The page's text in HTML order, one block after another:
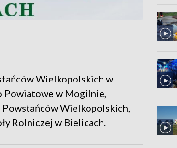
Wielkopolskich w
Powiatowe w Mogilnie,
Powstańców Wielkopolskich,
Rolniczej w Bielicach.